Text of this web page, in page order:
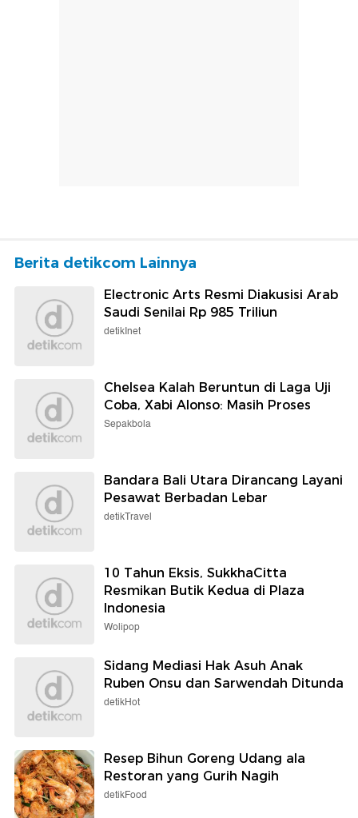
Berita detikcom Lainnya
Electronic Arts Resmi Diakusisi Arab
Saudi Senilai Rp 985 Triliun
detikInet
Chelsea Kalah Beruntun di Laga Uji
Coba, Xabi Alonso: Masih Proses
Sepakbola
Bandara Bali Utara Dirancang Layani
Pesawat Berbadan Lebar
detikTravel
10 Tahun Eksis, SukkhaCitta
Resmikan Butik Kedua di Plaza
Indonesia
Wolipop
Sidang Mediasi Hak Asuh Anak
Ruben Onsu dan Sarwendah Ditunda
detikHot
Resep Bihun Goreng Udang ala
Restoran yang Gurih Nagih
detikFood